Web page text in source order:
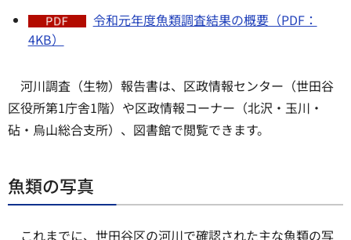
令和元年度魚類調査結果の概要（PDF：
4KB）
河川調査（生物）報告書は、区政情報センター（世田谷
区役所第1庁舎1階）や区政情報コーナー（北沢・玉川・
砧・烏山総合支所）、図書館で閲覧できます。
魚類の写真
これまでに、世田谷区の河川で確認された主な魚類の写